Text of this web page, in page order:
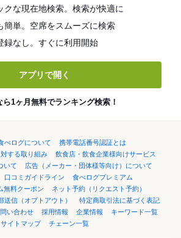
クな現在地検索。検索が快適に
簡単。空席をスムーズに検索
録なし。すぐに利用開始
アプリで開く
ら1ヶ月無料でランキング検索！
べログについて
携帯電話番号認証とは
する取り組み
飲食店・飲食企業様向けサービス
いて
広告（メーカー・団体様等向け）について
口コミガイドライン
食べログプレミアム
無料クーポン
ネット予約（リクエスト予約）
送信（オプトアウト）
特定商取引法に基づく表記
い合わせ 採用情報 企業情報
キーワード一覧
サイトマップ
チェーン一覧